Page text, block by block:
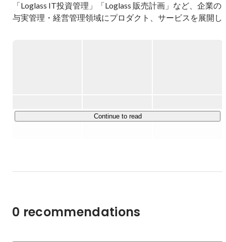
「Loglass IT投資管理」「Loglass 販売計画」など、企業の
与実管理・経営管理領域にプロダクト、サービスを展開し
Continue to read
0 recommendations